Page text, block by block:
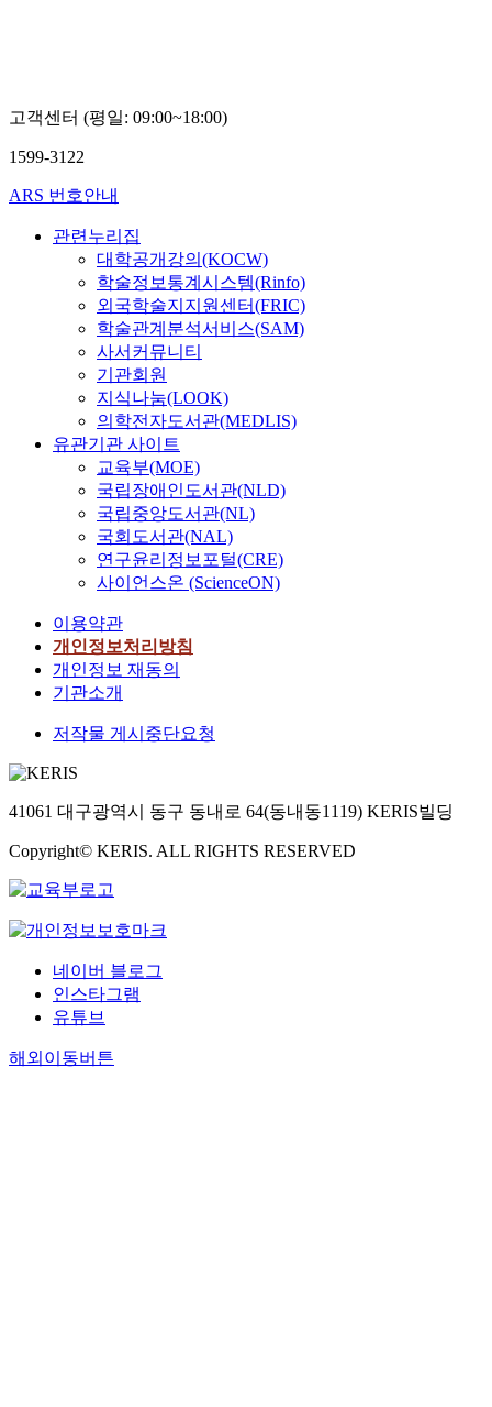
고객센터 (평일: 09:00~18:00)
1599-3122
ARS 번호안내
관련누리집
대학공개강의(KOCW)
학술정보통계시스템(Rinfo)
외국학술지지원센터(FRIC)
학술관계분석서비스(SAM)
사서커뮤니티
기관회원
지식나눔(LOOK)
의학전자도서관(MEDLIS)
유관기관 사이트
교육부(MOE)
국립장애인도서관(NLD)
국립중앙도서관(NL)
국회도서관(NAL)
연구윤리정보포털(CRE)
사이언스온 (ScienceON)
이용약관
개인정보처리방침
개인정보 재동의
기관소개
저작물 게시중단요청
41061 대구광역시 동구 동내로 64(동내동1119) KERIS빌딩
Copyright© KERIS. ALL RIGHTS RESERVED
네이버 블로그
인스타그램
유튜브
해외이동버튼